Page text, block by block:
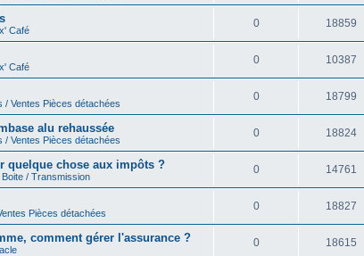
Café
0 18859
Café
0 10387
/ Ventes Pièces détachées
0 18799
alu rehaussée
/ Ventes Pièces détachées
0 18824
quelque chose aux impôts ?
Boite / Transmission
0 14761
Pièces détachées
0 18827
comment gérer l'assurance ? 0 18615